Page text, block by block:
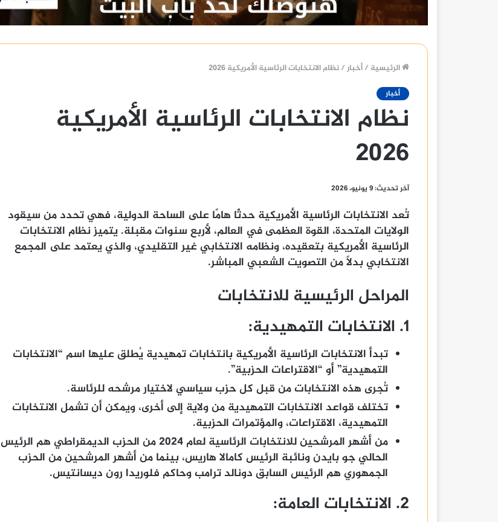
الرئيسية /أخبار/نظام الانتخابات الرئاسية الأمريكية 2026
أخبار
نظام الانتخابات الرئاسية الأمريكية
2026
آخر تحديث: 9 يونيو، 2026
تُعد الانتخابات الرئاسية الأمريكية حدثًا هامًا على الساحة الدولية، فهي تحدد من سيقود
الولايات المتحدة، القوة العظمى في العالم، لأربع سنوات مقبلة. يتميز نظام الانتخابات
الرئاسية الأمريكية بتعقيده، ونظامه الانتخابي غير التقليدي، والذي يعتمد على المجمع
الانتخابي بدلاً من التصويت الشعبي المباشر.
المراحل الرئيسية للانتخابات
1. الانتخابات التمهيدية:
تبدأ الانتخابات الرئاسية الأمريكية بانتخابات تمهيدية يُطلق عليها اسم “الانتخابات
التمهيدية” أو “الاقتراعات الحزبية”.
تُجرى هذه الانتخابات من قبل كل حزب سياسي لاختيار مرشحه للرئاسة.
تختلف قواعد الانتخابات التمهيدية من ولاية إلى أخرى، ويمكن أن تشمل الانتخابات
التمهيدية، الاقتراعات، والمؤتمرات الحزبية.
من أشهر المرشحين للانتخابات الرئاسية لعام 2024 من الحزب الديمقراطي هم الرئيس
الحالي جو بايدن ونائبة الرئيس كامالا هاريس، بينما من أشهر المرشحين من الحزب
الجمهوري هم الرئيس السابق دونالد ترامب وحاكم فلوريدا رون ديسانتيس.
2. الانتخابات العامة: